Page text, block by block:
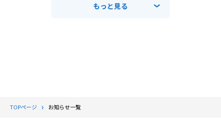
もっと見る
TOPページ お知らせ一覧